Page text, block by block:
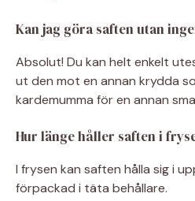
Kan jag göra saften utan
Absolut! Du kan helt enkelt
ut den mot en annan krydda
kardemumma för en annan
Hur länge håller saften i
I frysen kan saften hålla sig i
förpackad i täta behållare.